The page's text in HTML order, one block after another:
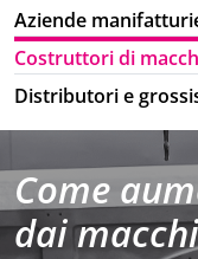
Aziende
Costruttori di
Distributori e
Come
dai